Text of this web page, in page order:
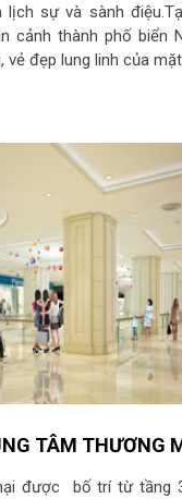
lịch sự và sành
cảnh thành phố biển
vẻ đẹp lung linh của
TÂM THƯƠNG
được bố trí từ tầng